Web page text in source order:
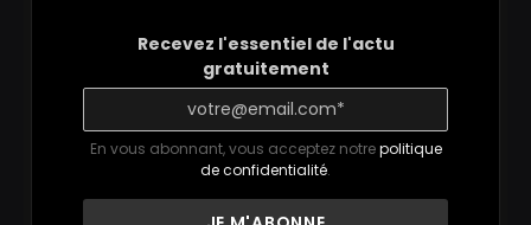
Recevez l'essentiel de l'actu
gratuitement
En vous abonnant, vous acceptez notrepolitique
de confidentialité.